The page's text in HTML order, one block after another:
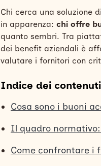
Chi cerca una soluzione di
in apparenza: chi offre
quanto sembri. Tra
dei benefit aziendali è
valutare i fornitori con
Indice dei contenuti
Cosa sono i buoni
Il quadro
Come confrontare i